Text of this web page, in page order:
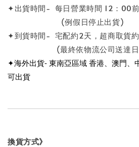
✦出貨時間- 每日營業時間 12：00
(例假日停止出貨)
✦到貨時間- 宅配約2天，超商取貨
(最終依物流公司送達日
✦海外出貨- 東南亞區域 香港、澳門、
可出貨
換貨方式》